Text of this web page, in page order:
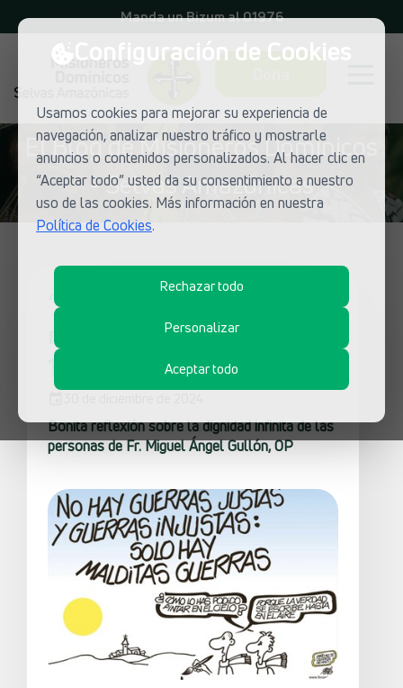
Configuración de Cookies
Usamos cookies para mejorar su experiencia de
navegación, analizar nuestro tráfico y mostrarle
anuncios o contenidos personalizados. Al hacer clic en
“Aceptar todo” usted da su consentimiento a nuestro
uso de las cookies. Más información en nuestra
Política de Cookies.
Rechazar todo
Personalizar
Aceptar todo
Manda un Bizum al 01976
El Blog de Misioneros Dominicos
- Selvas Amazónicas
“Bendito el que viene en
nombre del Señor” (Sal
Bonita reflexión sobre la dignidad infinita de las
personas de Fr. Miguel Ángel Gullón, OP